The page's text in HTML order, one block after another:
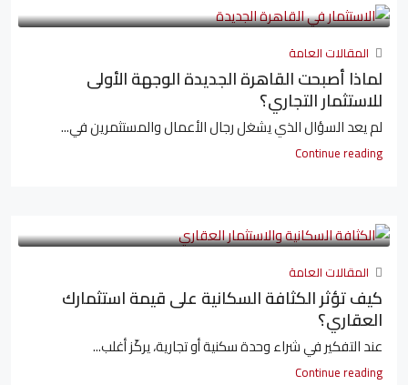
المقالات العامة
لماذا أصبحت القاهرة الجديدة الوجهة الأولى
للاستثمار التجاري؟
لم يعد السؤال الذي يشغل رجال الأعمال والمستثمرين في...
Continue reading
المقالات العامة
كيف تؤثر الكثافة السكانية على قيمة استثمارك
العقاري؟
عند التفكير في شراء وحدة سكنية أو تجارية، يركّز أغلب...
Continue reading